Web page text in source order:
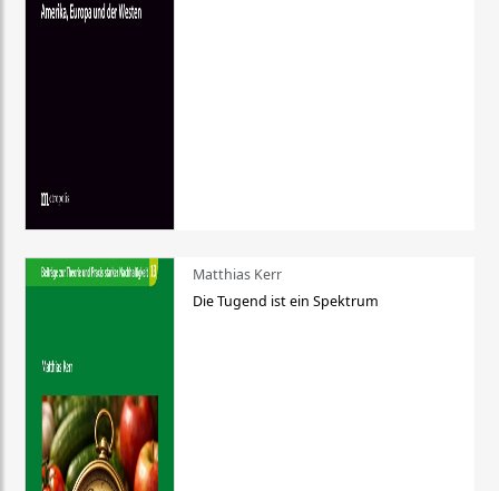
Matthias Kerr
Die Tugend ist ein Spektrum